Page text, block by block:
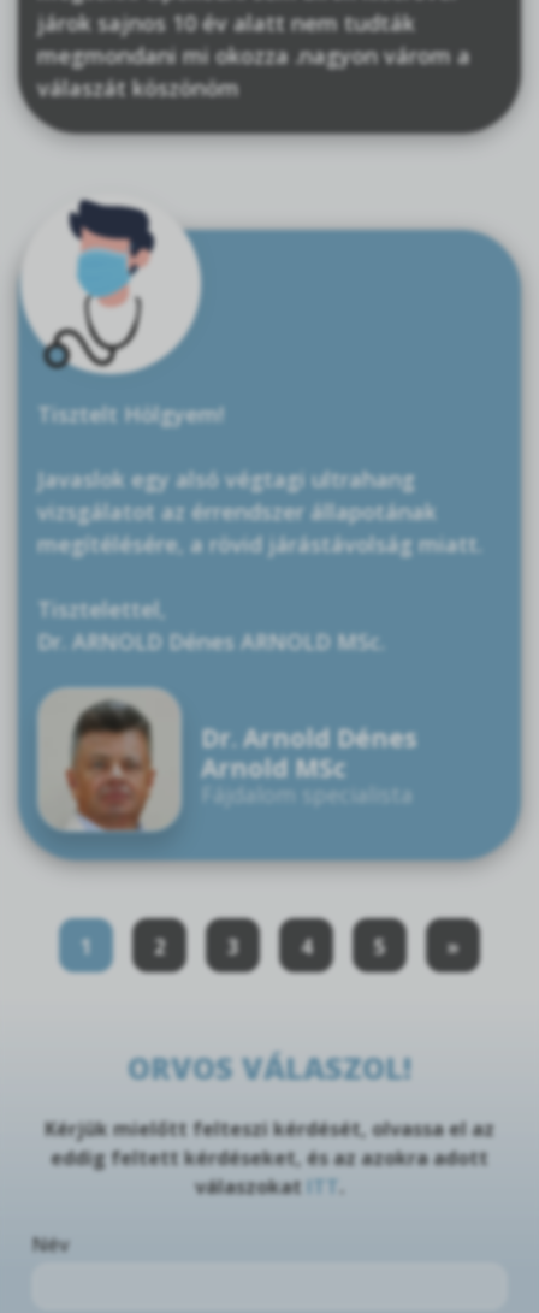
járok sajnos 10 év alatt nem tudták
megmondani mi okozza .nagyon várom a
válaszát köszönöm
Tisztelt Hölgyem!
Javaslok egy alsó végtagi ultrahang
vizsgálatot az érrendszer állapotának
megítélésére, a rövid járástávolság miatt.
Tisztelettel,
Dr. ARNOLD Dénes ARNOLD MSc.
Dr. Arnold Dénes
Arnold MSc
Fájdalom specialista
1 2 3 4 5 »
ORVOS VÁLASZOL!
Kérjük mielőtt felteszi kérdését, olvassa el az
eddig feltett kérdéseket, és az azokra adott
válaszokat
Név